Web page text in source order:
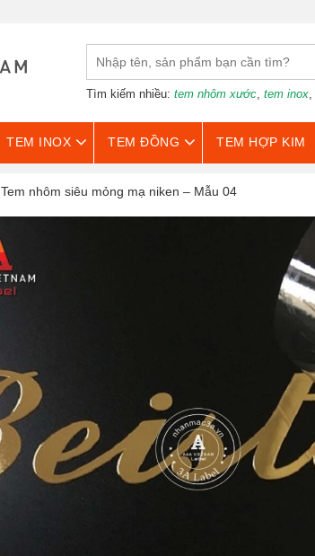
Tìm kiếm nhiều: tem nhôm xước, tem inox,
TEM INOX TEM ĐỒNG TEM HỢP KIM
Tem nhôm siêu mỏng mạ niken – Mẫu 04